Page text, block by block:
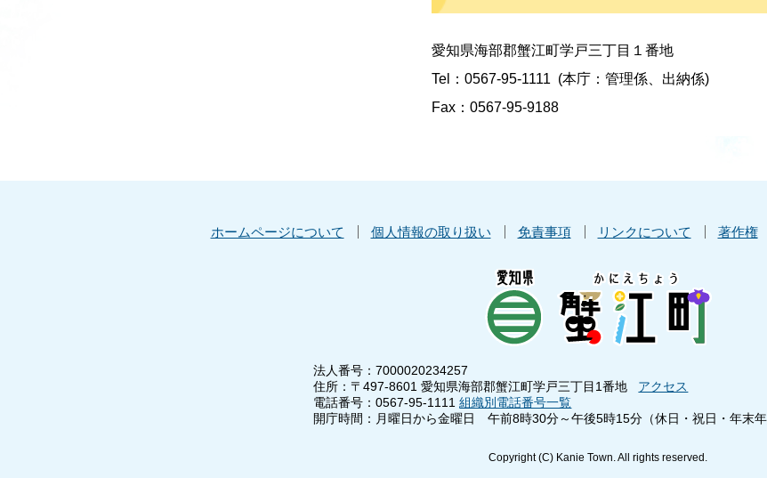
愛知県海部郡蟹江町学戸三丁目１番地
Tel：0567-95-1111
本庁：管理係、出納係
Fax：0567-95-9188
ホームページについて 個人情報の取り扱い 免責事項 リンクについて 著作権
法人番号：7000020234257
住所：〒497-8601 愛知県海部郡蟹江町学戸三丁目1番地
アクセス
電話番号：0567-95-1111 組織別電話番号一覧
開庁時間：月曜日から金曜日 午前8時30分～午後5時15分（休日・祝日・年末年
Copyright (C) Kanie Town. All rights reserved.